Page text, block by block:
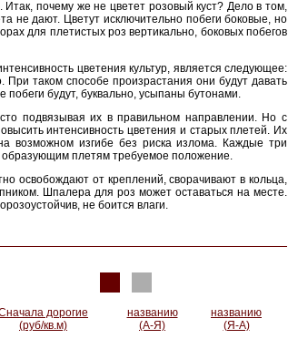
почему же не цветет розовый куст? Дело в том,
не дают. Цветут исключительно побеги боковые, но
для плетистых роз вертикально, боковых побегов
цветения культур, является следующее:
таком способе произрастания они будут давать
побеги будут, буквально, усыпаны бутонами.
подвязывая их в правильном направлении. Но с
интенсивность цветения и старых плетей. Их
возможном изгибе без риска излома. Каждые три
образующим плетям требуемое положение.
освобождают от креплений, сворачивают в кольца,
Шпалера для роз может оставаться на месте.
не боится влаги.
дорогие
(руб/кв.м)
названию
(А-Я)
названию
(Я-А)